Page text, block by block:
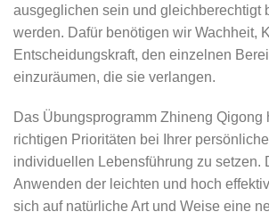
ausgeglichen sein und gleichberechtigt
werden. Dafür benötigen wir Wachheit,
Entscheidungskraft, den einzelnen
einzuräumen, die sie verlangen.
Das Übungsprogramm Zhineng Qigong
richtigen Prioritäten bei Ihrer
individuellen Lebensführung zu setzen.
Anwenden der leichten und hoch
sich auf natürliche Art und Weise eine